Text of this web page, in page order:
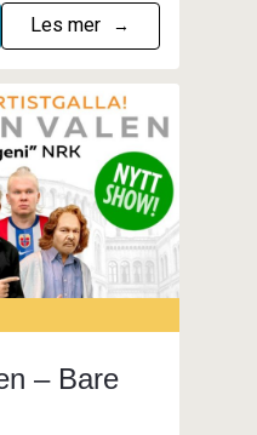
Les mer
– Bare